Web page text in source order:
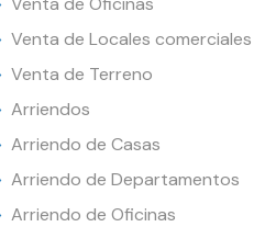
Venta de Locales comerciales
Venta de Terreno
Arriendos
Arriendo de Casas
Arriendo de Departamentos
Arriendo de Oficinas